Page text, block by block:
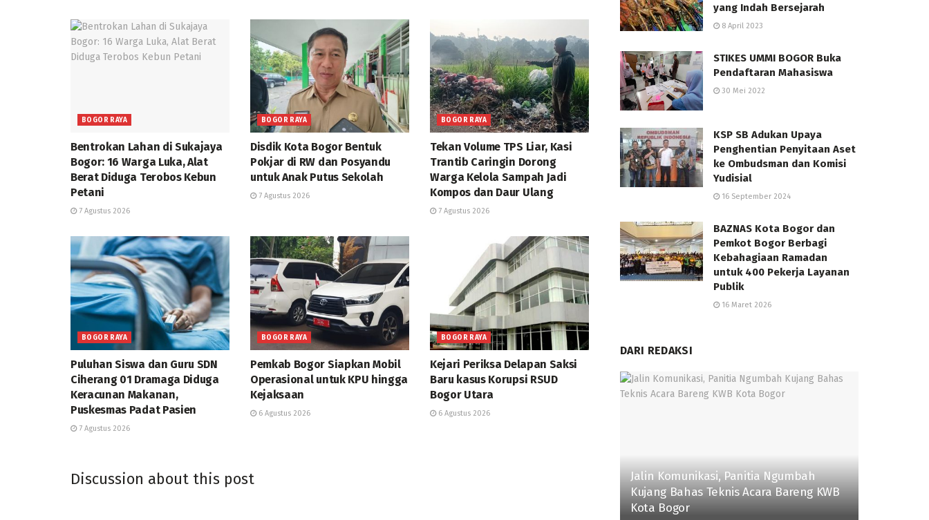
BOGOR RAYA
Bentrokan Lahan di Sukajaya
Bogor: 16 Warga Luka, Alat
Berat Diduga Terobos Kebun
Petani
7 Agustus 2026
BOGOR RAYA
Disdik Kota Bogor Bentuk
Pokjar di RW dan Posyandu
untuk Anak Putus Sekolah
7 Agustus 2026
BOGOR RAYA
Tekan Volume TPS Liar, Kasi
Trantib Caringin Dorong
Warga Kelola Sampah Jadi
Kompos dan Daur Ulang
7 Agustus 2026
BOGOR RAYA
Puluhan Siswa dan Guru SDN
Ciherang 01 Dramaga Diduga
Keracunan Makanan,
Puskesmas Padat Pasien
7 Agustus 2026
BOGOR RAYA
Pemkab Bogor Siapkan Mobil
Operasional untuk KPU hingga
Kejaksaan
6 Agustus 2026
BOGOR RAYA
Kejari Periksa Delapan Saksi
Baru kasus Korupsi RSUD
Bogor Utara
6 Agustus 2026
Discussion about this post
yang Indah Bersejarah
8 April 2023
STIKES UMMI BOGOR Buka
Pendaftaran Mahasiswa
30 Mei 2022
KSP SB Adukan Upaya
Penghentian Penyitaan Aset
ke Ombudsman dan Komisi
Yudisial
16 September 2024
BAZNAS Kota Bogor dan
Pemkot Bogor Berbagi
Kebahagiaan Ramadan
untuk 400 Pekerja Layanan
Publik
16 Maret 2026
DARI REDAKSI
Jalin Komunikasi, Panitia Ngumbah
Kujang Bahas Teknis Acara Bareng KWB
Kota Bogor